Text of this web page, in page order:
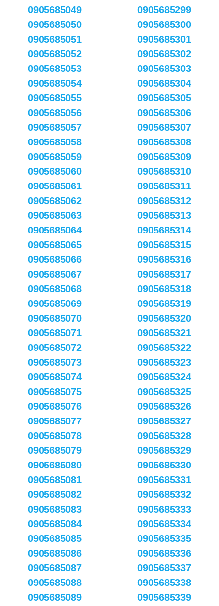
0905685049
0905685050
0905685051
0905685052
0905685053
0905685054
0905685055
0905685056
0905685057
0905685058
0905685059
0905685060
0905685061
0905685062
0905685063
0905685064
0905685065
0905685066
0905685067
0905685068
0905685069
0905685070
0905685071
0905685072
0905685073
0905685074
0905685075
0905685076
0905685077
0905685078
0905685079
0905685080
0905685081
0905685082
0905685083
0905685084
0905685085
0905685086
0905685087
0905685088
0905685089
0905685299
0905685300
0905685301
0905685302
0905685303
0905685304
0905685305
0905685306
0905685307
0905685308
0905685309
0905685310
0905685311
0905685312
0905685313
0905685314
0905685315
0905685316
0905685317
0905685318
0905685319
0905685320
0905685321
0905685322
0905685323
0905685324
0905685325
0905685326
0905685327
0905685328
0905685329
0905685330
0905685331
0905685332
0905685333
0905685334
0905685335
0905685336
0905685337
0905685338
0905685339